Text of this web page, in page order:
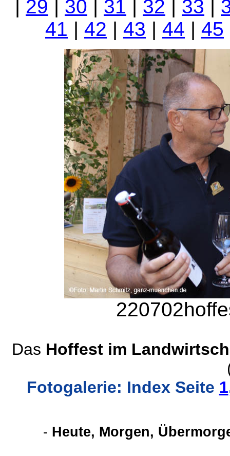
| 29 | 30 | 31 | 32 | 33 |
41 | 42 | 43 | 44 | 45
Das Hoffest im
Fotogalerie: Index Seite 1
- Heute, Morgen,